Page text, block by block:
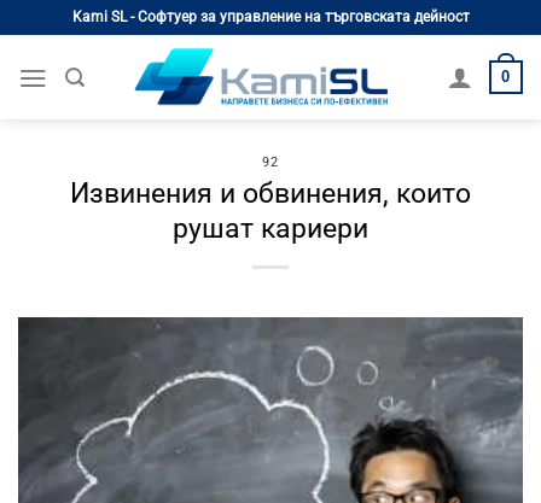
content
Kami SL - Софтуер за управление на търговската дейност
0
92
Извинения и обвинения, които
рушат кариери